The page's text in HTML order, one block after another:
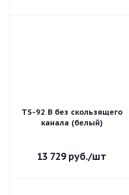
TS-92 В без скользящего
канала (белый)
13 729руб./шт